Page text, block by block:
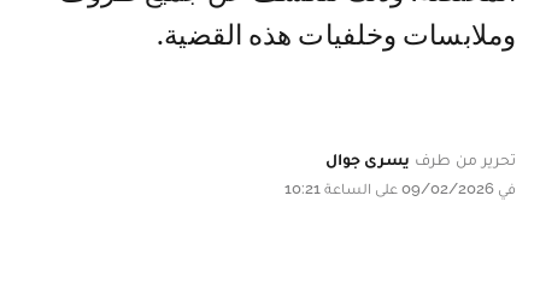
وملابسات وخلفيات هذه القضية.
تحرير من طرف يسرى جوال
في 09/02/2026 على الساعة 10:21